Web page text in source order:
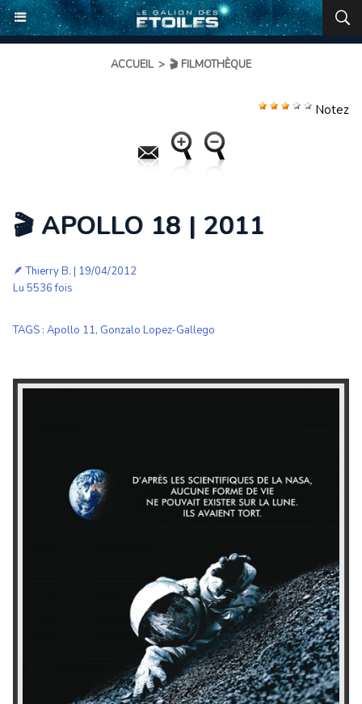
ACCUEIL > 🎬 FILMOTHÈQUE
Notez
🎬 APOLLO 18 | 2011
🪶Thierry B. | 19/04/2012
Lu 5536 fois
TAGS : Apollo 11, Gonzalo Lopez-Gallego